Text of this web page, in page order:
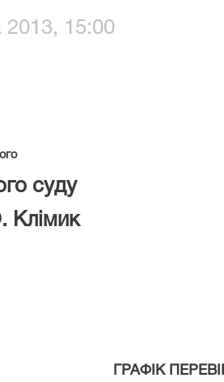
2013, 15:00
суду
Клімик
ГРАФІК